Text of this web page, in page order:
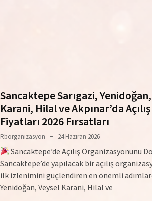
Sancaktepe Sarıgazi,
Karani, Hilal ve Akpınar’da
Fiyatları 2026 Fırsatları
Rborganizasyon 24 Haziran 2026
Sancaktepe’de Açılış Organizasyonunu
Sancaktepe’de yapılacak bir açılış
ilk izlenimini güçlendiren en önemli
Yenidoğan, Veysel Karani, Hilal ve